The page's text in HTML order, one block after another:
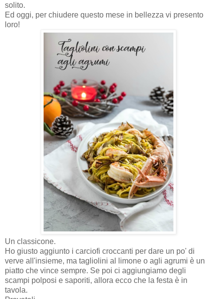
solito.
Ed oggi, per chiudere questo mese in bellezza vi presento
loro!
Un classicone.
Ho giusto aggiunto i carciofi croccanti per dare un po' di
verve all'insieme, ma tagliolini al limone o agli agrumi è un
piatto che vince sempre. Se poi ci aggiungiamo degli
scampi polposi e saporiti, allora ecco che la festa è in
tavola.